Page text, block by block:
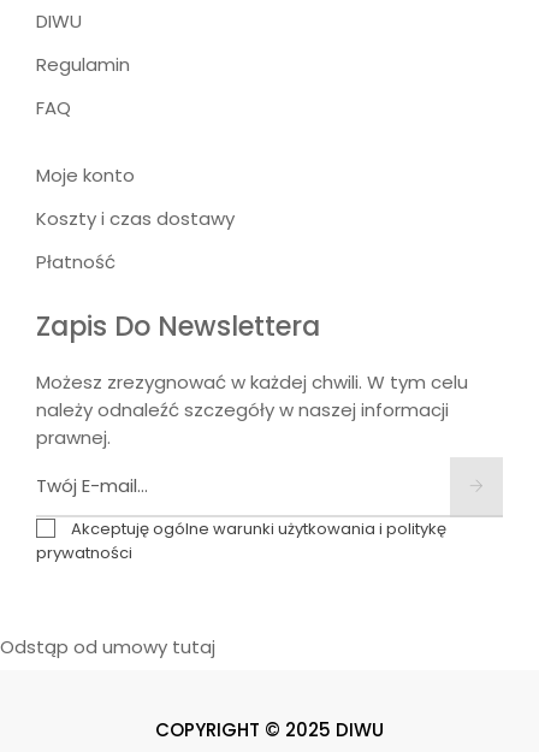
DIWU
Regulamin
FAQ
Moje konto
Koszty i czas dostawy
Płatność
Zapis Do Newslettera
Możesz zrezygnować w każdej chwili. W tym celu
należy odnaleźć szczegóły w naszej informacji
prawnej.
Akceptuję ogólne warunki użytkowania i politykę
prywatności
Odstąp od umowy tutaj
COPYRIGHT © 2025 DIWU